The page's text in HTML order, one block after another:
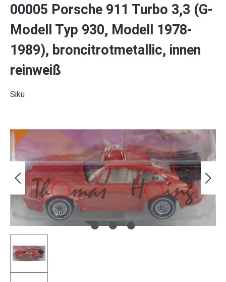
00005 Porsche 911 Turbo 3,3 (G-
Modell Typ 930, Modell 1978-
1989), broncitrotmetallic, innen
reinweiß
Siku